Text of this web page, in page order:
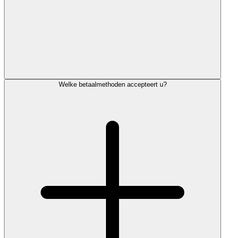
Welke betaalmethoden accepteert u?